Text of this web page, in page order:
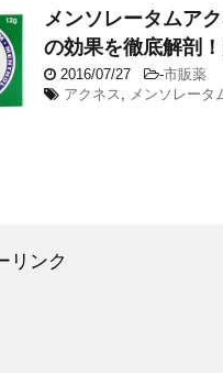
メンソレータムア
の効果を徹底解剖
2016/07/27 -市販薬
アクネス , メンソレータ
リンク